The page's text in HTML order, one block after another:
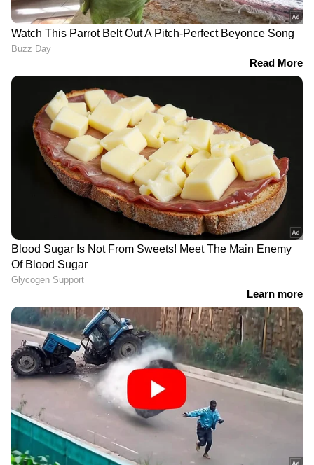
പദ്ധതി പൊളിക്കുമെന്ന
പ്രചാരണം തെറ്റ്, ഒരു
ആലോചനയും നടന്നിട്ടില്ല;
മന്ത്രി കെഎം ഷാജി
തട്ടിപ്പുകേസ്: കസ്റ്റംസ്
സിബിഐ റെയ്‌ഡ്‌
LATEST VIDEOS
'തോൽവിയിൽനിന്ന് CPM ഒന്നും
പഠിച്ചില്ല, ഭയപ്പെടുത്തി
കീഴ്പ്പെടുത്തലാണ് ലക്ഷ്യം';
വി.കുഞ്ഞികൃഷ്ണൻ
അമിത് ഷാ സഭയില്‍
എത്തണമെന്ന് പ്രതിപക്ഷം;